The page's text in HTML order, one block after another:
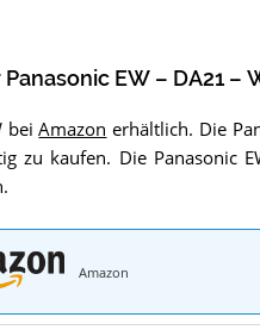
Panasonic EW – DA21 –
beiAmazon erhältlich. Die
zu kaufen. Die Panasonic
Amazon